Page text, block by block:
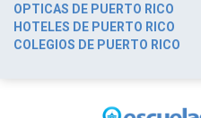
OPTICAS DE PUERTO RICO
HOTELES DE PUERTO RICO
COLEGIOS DE PUERTO RICO